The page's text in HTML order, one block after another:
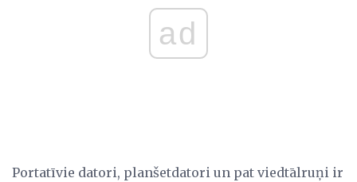
ad
Portatīvie datori, planšetdatori un pat viedtālruņi ir